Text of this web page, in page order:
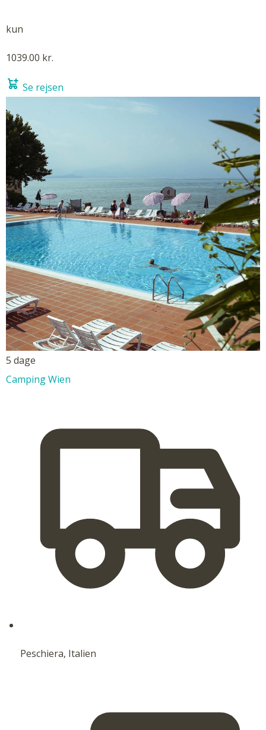
kun
1039.00 kr.
Se rejsen
5 dage
Camping Wien
Peschiera, Italien